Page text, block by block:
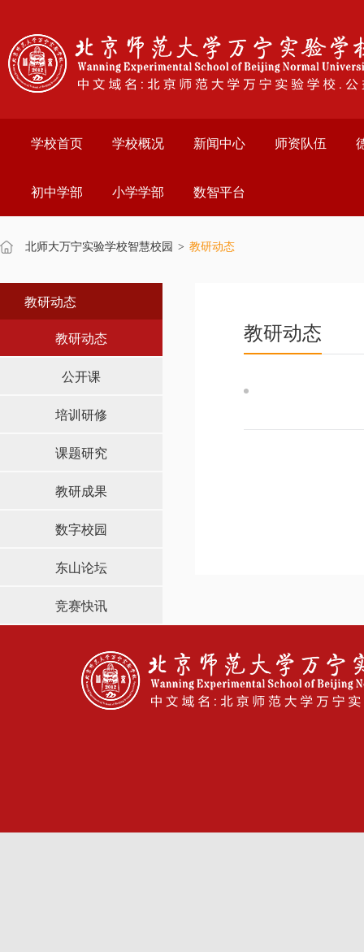
学校首页 学校概况 新闻中心 师资队伍
初中学部 小学学部 数智平台
北师大万宁实验学校智慧校园 > 教研动态
教研动态
教研动态
公开课
培训研修
课题研究
教研成果
数字校园
东山论坛
竞赛快讯
教研动态